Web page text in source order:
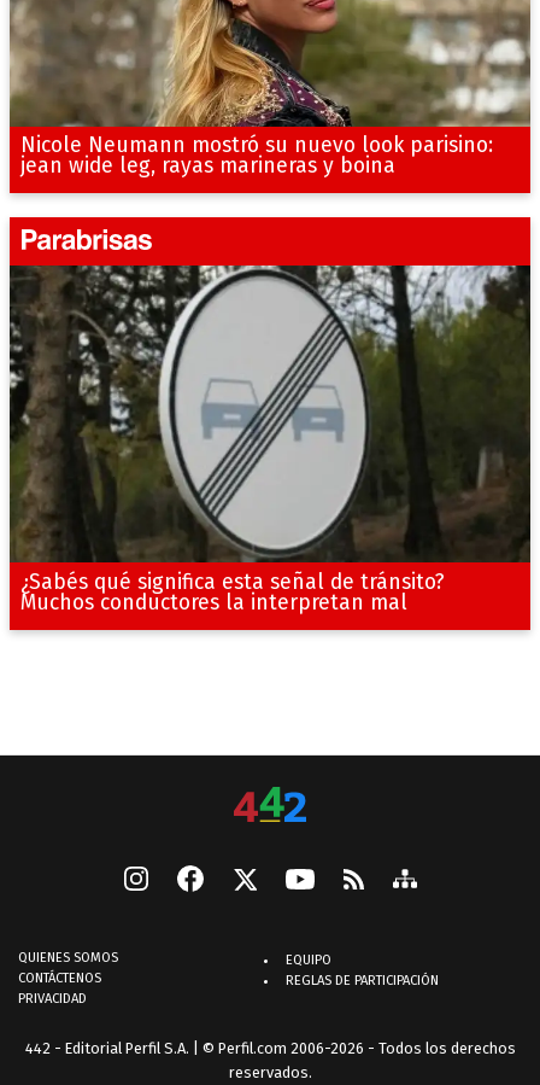
Nicole Neumann mostró su nuevo look parisino:
jean wide leg, rayas marineras y boina
¿Sabés qué significa esta señal de tránsito?
Muchos conductores la interpretan mal
QUIENES SOMOS
CONTÁCTENOS
PRIVACIDAD
EQUIPO
REGLAS DE PARTICIPACIÓN
442 - Editorial Perfil S.A. | © Perfil.com 2006-2026 - Todos los derechos
reservados.